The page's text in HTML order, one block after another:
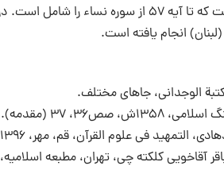
۳۷ (مقدمه).
چی، تهران، مطبعه اسلامیه، ۱۳۶۶ق، صص۱۶۳-۱۶۴.